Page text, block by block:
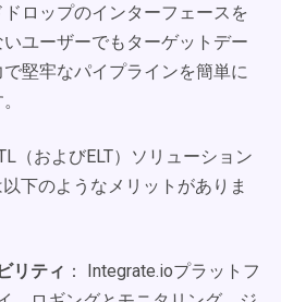
ロップのインターフェースを
ユーザーでもターゲットデー
堅牢なパイプラインを簡単に
（およびELT）ソリューション
下のようなメリットがありま
リティ ： Integrate.ioプラットフ